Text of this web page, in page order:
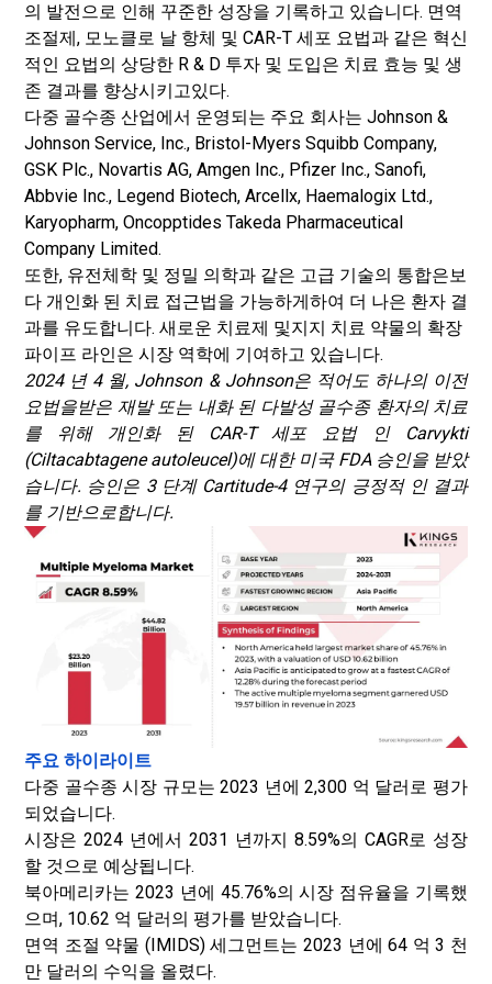
의 발전으로 인해 꾸준한 성장을 기록하고 있습니다. 면역
조절제, 모노클로 날 항체 및 CAR-T 세포 요법과 같은 혁신
적인 요법의 상당한 R & D 투자 및 도입은 치료 효능 및 생
존 결과를 향상시키고있다.
다중 골수종 산업에서 운영되는 주요 회사는 Johnson &
Johnson Service, Inc., Bristol-Myers Squibb Company,
GSK Plc., Novartis AG, Amgen Inc., Pfizer Inc., Sanofi,
Abbvie Inc., Legend Biotech, Arcellx, Haemalogix Ltd.,
Karyopharm, Oncopptides Takeda Pharmaceutical
Company Limited.
또한, 유전체학 및 정밀 의학과 같은 고급 기술의 통합은보
다 개인화 된 치료 접근법을 가능하게하여 더 나은 환자 결
과를 유도합니다. 새로운 치료제 및지지 치료 약물의 확장
파이프 라인은 시장 역학에 기여하고 있습니다.
2024 년 4 월, Johnson & Johnson은 적어도 하나의 이전
요법을받은 재발 또는 내화 된 다발성 골수종 환자의 치료
를 위해 개인화 된 CAR-T 세포 요법 인 Carvykti
(Ciltacabtagene autoleucel)에 대한 미국 FDA 승인을 받았
습니다. 승인은 3 단계 Cartitude-4 연구의 긍정적 인 결과
를 기반으로합니다.
주요 하이라이트
다중 골수종 시장 규모는 2023 년에 2,300 억 달러로 평가
되었습니다.
시장은 2024 년에서 2031 년까지 8.59%의 CAGR로 성장
할 것으로 예상됩니다.
북아메리카는 2023 년에 45.76%의 시장 점유율을 기록했
으며, 10.62 억 달러의 평가를 받았습니다.
면역 조절 약물 (IMIDS) 세그먼트는 2023 년에 64 억 3 천
만 달러의 수익을 올렸다.